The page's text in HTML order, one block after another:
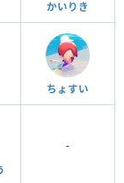
かいりき
ちょすい
-